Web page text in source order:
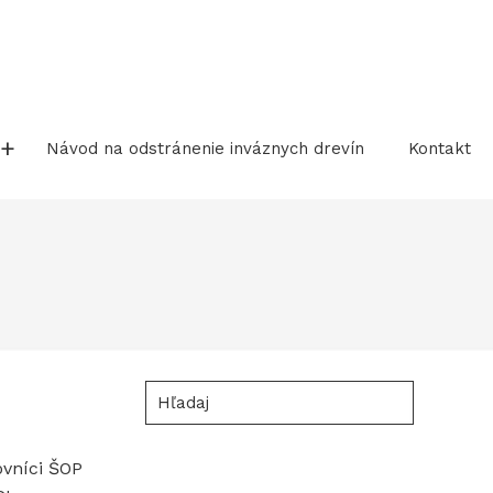
Návod na odstránenie inváznych drevín Kontakt
ŠOP
Hľadaj